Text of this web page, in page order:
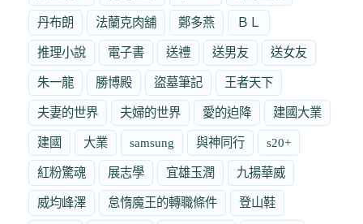
丹布朗 法蘭克肉舖 鄭多燕 ＢＬ
推理小說 電子書 送禮 送男友 送女友
朱一龍 勝博殿 盜墓筆記 王者天下
夫妻的世界 夫婦的世界 愛的迫降 建國大業
建國 大業 samsung 與神同行 s20+
紅粉驚魂 展志學 宜雄玉潤 九揚華威
威均峰澤 怠惰魔王的轉職條件 登山鞋